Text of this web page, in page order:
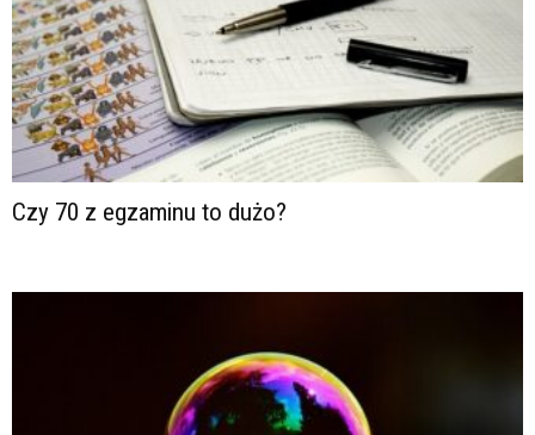
Czy 70 z egzaminu to dużo?